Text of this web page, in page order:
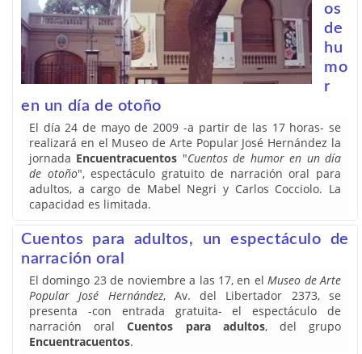
os
de
hu
mo
r
en un día de otoño
El día 24 de mayo de 2009 -a partir de las 17 horas- se
realizará en el Museo de Arte Popular José Hernández la
jornada Encuentracuentos "Cuentos de humor en un día
de otoño", espectáculo gratuito de narración oral para
adultos, a cargo de Mabel Negri y Carlos Cocciolo. La
capacidad es limitada.
Cuentos para adultos, un espectáculo de
narración oral
El domingo 23 de noviembre a las 17, en elMuseo de Arte
Popular José Hernández, Av. del Libertador 2373, se
presenta -con entrada gratuita- el espectáculo de
narración oralCuentos para adultos, del grupo
Encuentracuentos.